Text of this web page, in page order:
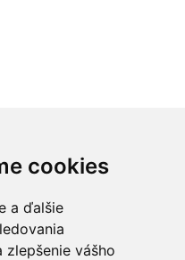
cookies
a ďalšie
zlepšenie vášho